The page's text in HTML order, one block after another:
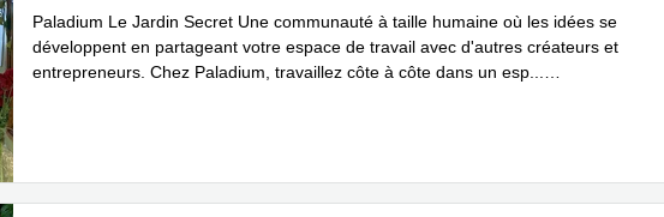
Paladium Le Jardin Secret Une communauté à taille humaine où les idées se
développent en partageant votre espace de travail avec d'autres créateurs et
entrepreneurs. Chez Paladium, travaillez côte à côte dans un esp